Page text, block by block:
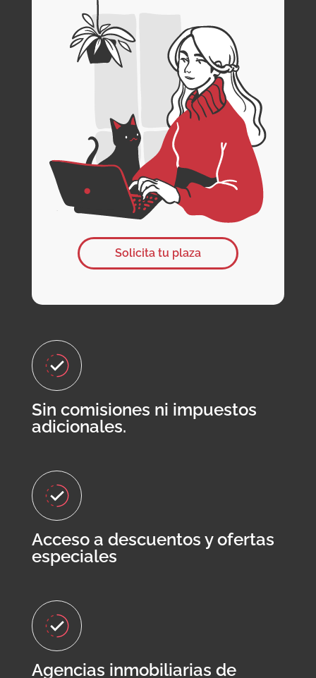
Solicita tu plaza
Sin comisiones ni impuestos
adicionales.
Acceso a descuentos y ofertas
especiales
Agencias inmobiliarias de